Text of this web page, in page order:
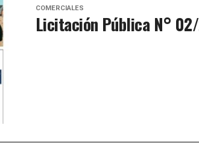
COMERCIALES
Licitación Pública N°